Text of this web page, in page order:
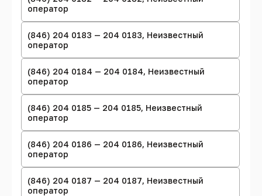
оператор
(846) 204 0183 — 204 0183, Неизвестный
оператор
(846) 204 0184 — 204 0184, Неизвестный
оператор
(846) 204 0185 — 204 0185, Неизвестный
оператор
(846) 204 0186 — 204 0186, Неизвестный
оператор
(846) 204 0187 — 204 0187, Неизвестный
оператор